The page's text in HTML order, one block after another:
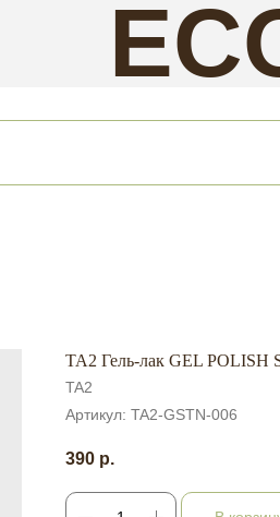
TA2 Гель-лак GEL POLISH
TA2
Артикул: TA2-GSTN-006
390 р.